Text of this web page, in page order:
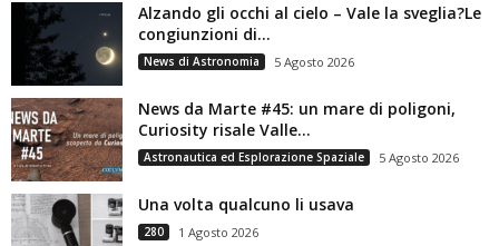
Alzando gli occhi al cielo – Vale la sveglia?Le
congiunzioni di...
News di Astronomia 5 Agosto 2026
News da Marte #45: un mare di poligoni,
Curiosity risale Valle...
Astronautica ed Esplorazione Spaziale 5 Agosto 2026
Una volta qualcuno li usava
280 1 Agosto 2026